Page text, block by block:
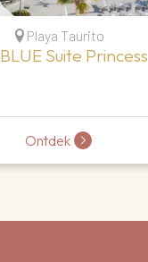
Playa Taurito
Suite Princess
Ontdek